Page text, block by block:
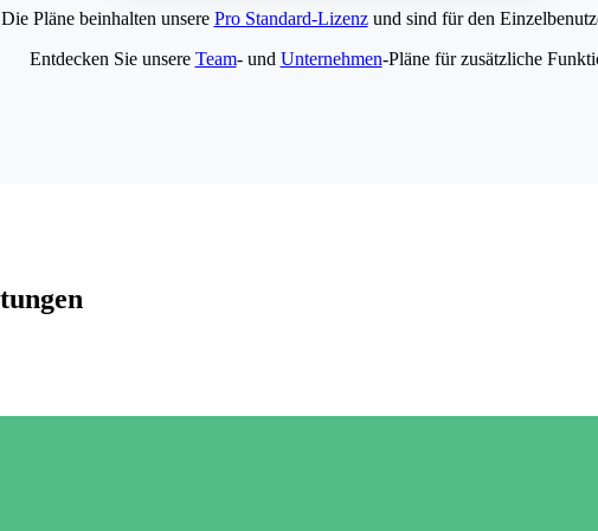
Die Pläne beinhalten unsere Pro Standard-Lizenzund sind für den
Entdecken Sie unsere Team- und Unternehmen-Pläne für zusätzliche